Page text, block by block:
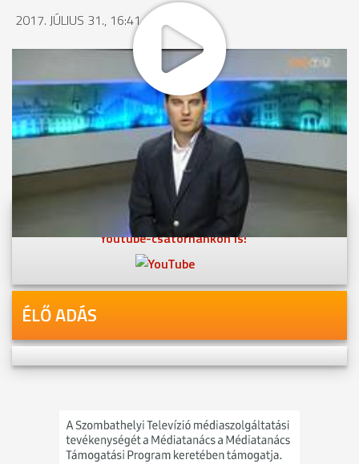
2017. JÚLIUS 31., 16:41
MEGOSZTÁS
Videóink megtekinthetőek
Youtube-csatornánkon is!
ÉLŐ ADÁS